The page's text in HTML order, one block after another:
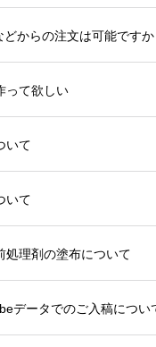
ンの作成から決済まで完
以上やシルク印刷など、大
ポートが担当するエコバ
ブラーコンシェルをご利
る数量が多ければ多いほど
ビスよりも低価格で製作す
るデータ形式は、JPG /
形式になります。データ
などもアップロード可能で
はエラーになります。
接入稿には対応していま
ザインツールからアップ
どからの注文は可能ですか
受け付けております。30
考えの方は、サポートが
利用頂ければ、電話や
文が可能です。
って欲しい
て欲しい。などの場合は
上であれば、サポート担
コンシェル
ご利用ください。(※ 30
デザインツールをご利用く
いて
送後18時以降に配送業
でお知らせいたしますの
ご連絡いただき調整をお願
いて
内で自動的に割引(最大
【付与ポイント】購入
トとして付与され、次回ご
1円としてお使いいただ
送完了の翌日に付与され
処理剤の塗布について
前処理剤）】カラー生地
、トートバッグのナチュ
データでのご入稿につい